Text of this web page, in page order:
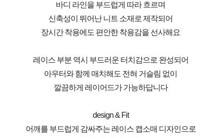
바디 라인을 부드럽게 따라 흐르며
신축성이 뛰어난 니트 소재로 제작되어
장시간 착용에도 편안한 착용감을 선사해요
레이스 부분 역시 부드러운 터치감으로 완성되어
아우터와 함께 매치해도 전혀 거슬림 없이
깔끔하게 레이어드가 가능하답니다
design & Fit
어깨를 부드럽게 감싸주는 레이스 캡소매 디자인으로